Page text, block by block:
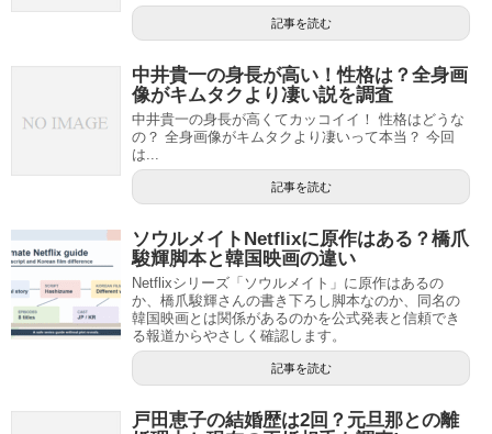
記事を読む
中井貴一の身長が高い！性格は？全身画
像がキムタクより凄い説を調査
中井貴一の身長が高くてカッコイイ！ 性格はどうな
の？ 全身画像がキムタクより凄いって本当？ 今回
は...
記事を読む
ソウルメイトNetflixに原作はある？橋爪
駿輝脚本と韓国映画の違い
Netflixシリーズ「ソウルメイト」に原作はあるの
か、橋爪駿輝さんの書き下ろし脚本なのか、同名の
韓国映画とは関係があるのかを公式発表と信頼でき
る報道からやさしく確認します。
記事を読む
戸田恵子の結婚歴は2回？元旦那との離